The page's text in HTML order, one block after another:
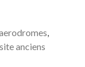
,
anciens